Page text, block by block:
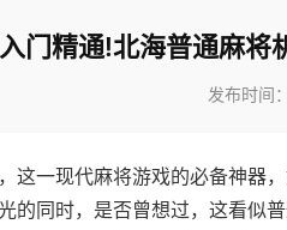
入门精通!北海普通麻将
发布时间
这一现代麻将游戏的必备神器
的同时，是否曾想过，这看似